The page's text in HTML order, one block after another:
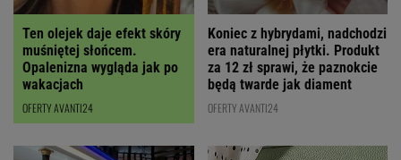
Ten olejek daje efekt skóry
muśniętej słońcem.
Opalenizna wygląda jak po
wakacjach
OFERTY AVANTI24
Koniec z hybrydami, nadchodzi
era naturalnej płytki. Produkt
za 12 zł sprawi, że paznokcie
będą twarde jak diament
OFERTY AVANTI24